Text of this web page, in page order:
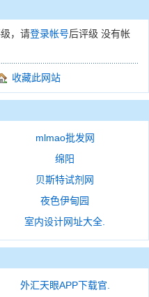
，请登录帐号后评级 没有帐
收藏此网站
mlmao批发网
绵阳
贝斯特试剂网
夜色伊甸园
室内设计网址大全.
外汇天眼APP下载官.